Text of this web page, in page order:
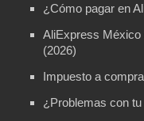
¿Cómo pagar en
AliExpress México
(2026)
Impuesto a
¿Problemas con